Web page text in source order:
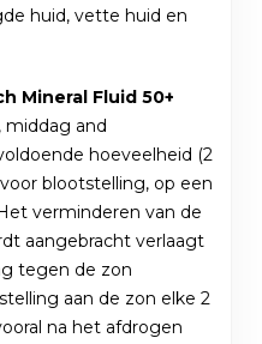
huid, vette huid en
Mineral Fluid 50+
middag and
hoeveelheid (2
blootstelling, op een
verminderen van de
aangebracht verlaagt
tegen de zon
aan de zon elke 2
na het afdrogen